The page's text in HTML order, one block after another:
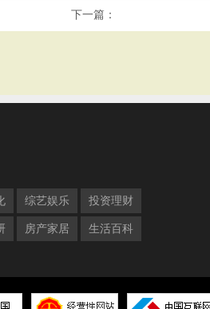
下一篇：
综艺娱乐 投资理财
房产家居 生活百科